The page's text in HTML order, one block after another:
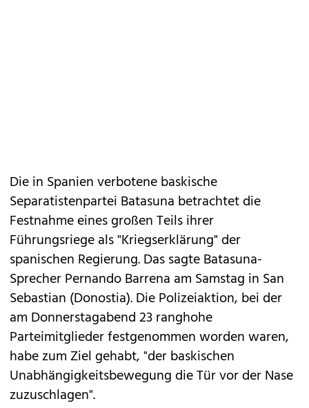
Die in Spanien verbotene baskische
Separatistenpartei Batasuna betrachtet die
Festnahme eines großen Teils ihrer
Führungsriege als "Kriegserklärung" der
spanischen Regierung. Das sagte Batasuna-
Sprecher Pernando Barrena am Samstag in San
Sebastian (Donostia). Die Polizeiaktion, bei der
am Donnerstagabend 23 ranghohe
Parteimitglieder festgenommen worden waren,
habe zum Ziel gehabt, "der baskischen
Unabhängigkeitsbewegung die Tür vor der Nase
zuzuschlagen".